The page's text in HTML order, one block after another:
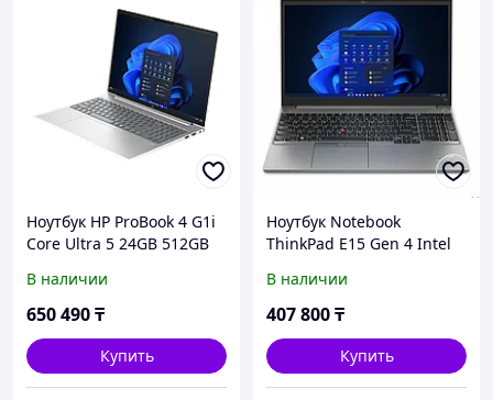
Ноутбук HP ProBook 4 G1i
Core Ultra 5 24GB 512GB
В наличии
650 490₸
Купить
Ноутбук Notebook
ThinkPad E15 Gen 4 Intel
8GB RAM/ 256 GB SSD/
FHD Web/Windows 11
В наличии
407 800₸
Купить